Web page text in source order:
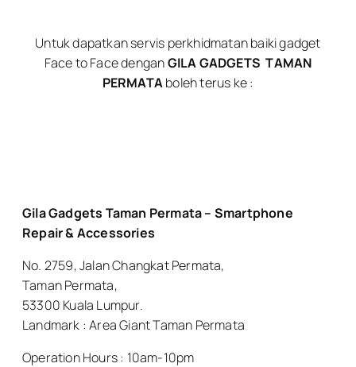
Untuk dapatkan servis perkhidmatan baiki gadget
Face to Face denganGILA GADGETS TAMAN
PERMATAboleh terus ke :
Gila Gadgets Taman Permata – Smartphone
Repair & Accessories
No. 2759, Jalan Changkat Permata,
Taman Permata,
53300 Kuala Lumpur.
Landmark : Area Giant Taman Permata
Operation Hours : 10am-10pm